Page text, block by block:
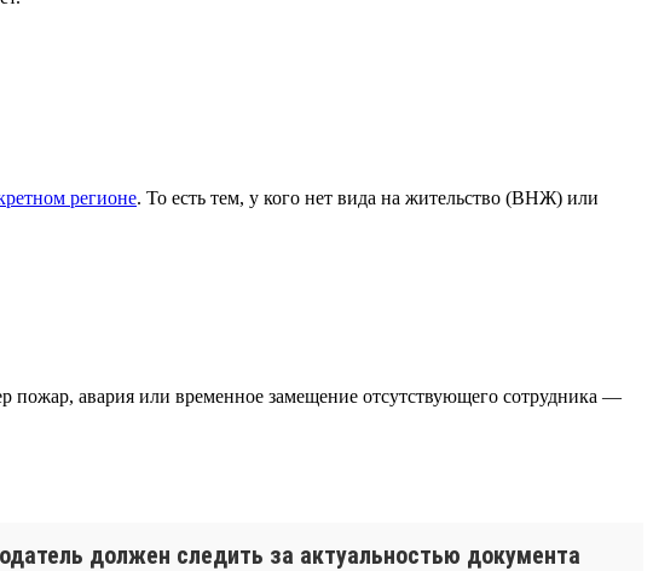
регионе. То есть тем, у кого нет вида на жительство (ВНЖ) или
пожар, авария или временное замещение отсутствующего сотрудника —
должен следить за актуальностью документа